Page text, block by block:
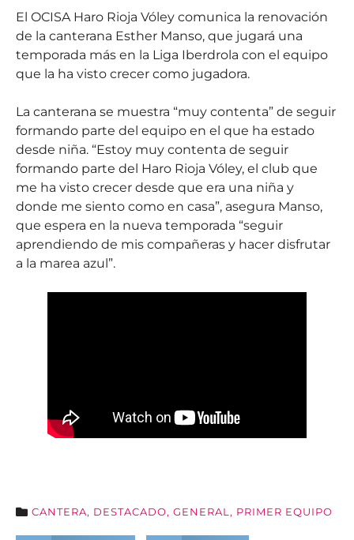
El OCISA Haro Rioja Vóley comunica la renovación
de la canterana Esther Manso, que jugará una
temporada más en la Liga Iberdrola con el equipo
que la ha visto crecer como jugadora.
La canterana se muestra “muy contenta” de seguir
formando parte del equipo en el que ha estado
desde niña. “Estoy muy contenta de seguir
formando parte del Haro Rioja Vóley, el club que
me ha visto crecer desde que era una niña y
donde me siento como en casa”, asegura Manso,
que espera en la nueva temporada “seguir
aprendiendo de mis compañeras y hacer disfrutar
a la marea azul”.
CANTERA, DESTACADO, GENERAL , PRIMER EQUIPO